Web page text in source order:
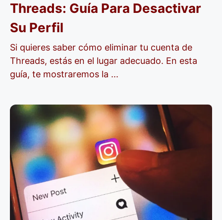
Threads: Guía Para Desactivar
Su Perfil
Si quieres saber cómo eliminar tu cuenta de
Threads, estás en el lugar adecuado. En esta
guía, te mostraremos la ...